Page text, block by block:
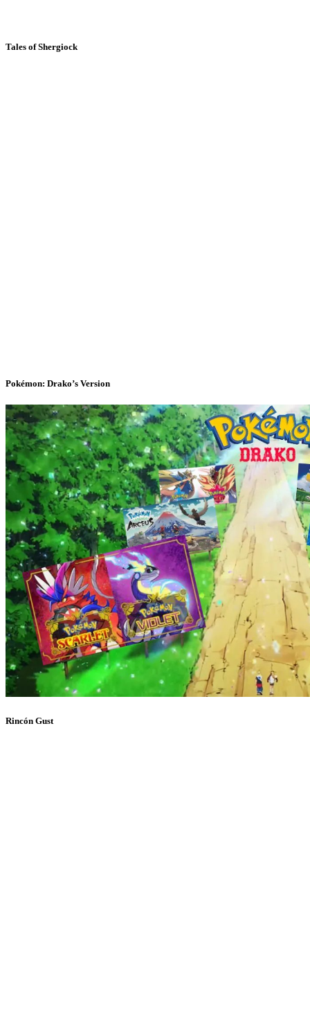
Tales of Shergiock
Pokémon: Drako’s Version
Rincón Gust